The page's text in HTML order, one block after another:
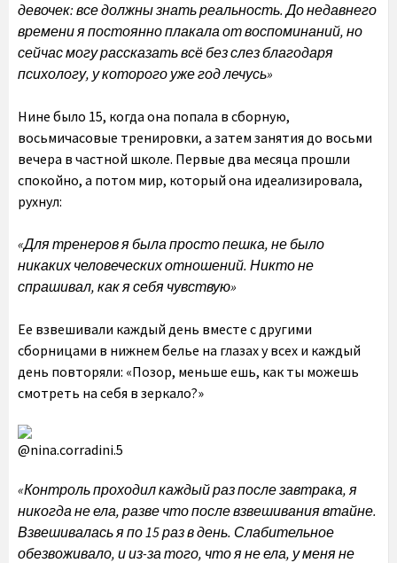
девочек: все должны знать реальность. До недавнего
времени я постоянно плакала от воспоминаний, но
сейчас могу рассказать всё без слез благодаря
психологу, у которого уже год лечусь»
Нине было 15, когда она попала в сборную,
восьмичасовые тренировки, а затем занятия до восьми
вечера в частной школе. Первые два месяца прошли
спокойно, а потом мир, который она идеализировала,
рухнул:
«Для тренеров я была просто пешка, не было
никаких человеческих отношений. Никто не
спрашивал, как я себя чувствую»
Ее взвешивали каждый день вместе с другими
сборницами в нижнем белье на глазах у всех и каждый
день повторяли: «Позор, меньше ешь, как ты можешь
смотреть на себя в зеркало?»
@nina.corradini.5
«Контроль проходил каждый раз после завтрака, я
никогда не ела, разве что после взвешивания втайне.
Взвешивалась я по 15 раз в день. Слабительное
обезвоживало, и из-за того, что я не ела, у меня не